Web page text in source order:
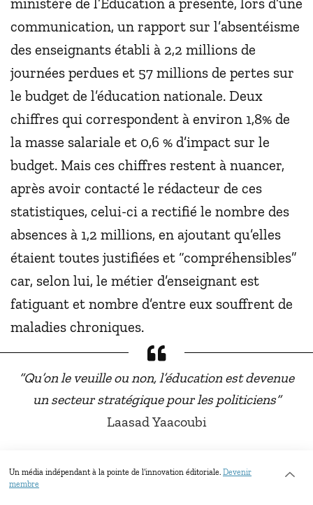
communication, un rapport sur l’absentéisme
des enseignants établi à 2,2 millions de
journées perdues et 57 millions de pertes sur
le budget de l’éducation nationale. Deux
chiffres qui correspondent à environ 1,8% de
la masse salariale et 0,6 % d’impact sur le
budget. Mais ces chiffres restent à nuancer,
après avoir contacté le rédacteur de ces
statistiques, celui-ci a rectifié le nombre des
absences à 1,2 millions, en ajoutant qu’elles
étaient toutes justifiées et “compréhensibles”
car, selon lui, le métier d’enseignant est
fatiguant et nombre d’entre eux souffrent de
maladies chroniques.
“Qu’on le veuille ou non, l’éducation est devenue
un secteur stratégique pour les politiciens”
Laasad Yaacoubi
Le syndicat de l’enseignement secondaire
Un média indépendant à la pointe de l’innovation éditoriale. Devenir
membre